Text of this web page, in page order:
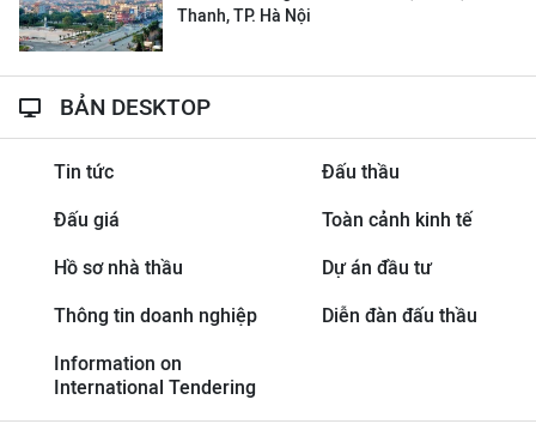
Thanh, TP. Hà Nội
BẢN DESKTOP
Tin tức Đấu thầu
Đấu giá Toàn cảnh kinh tế
Hồ sơ nhà thầu Dự án đầu tư
Thông tin doanh nghiệp Diễn đàn đấu thầu
Information on
International Tendering